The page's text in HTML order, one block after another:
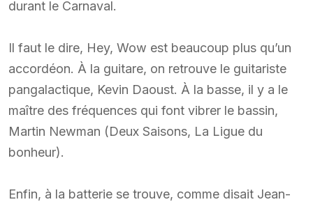
durant le Carnaval.
Il faut le dire, Hey, Wow est beaucoup plus qu’un
accordéon. À la guitare, on retrouve le guitariste
pangalactique, Kevin Daoust. À la basse, il y a le
maître des fréquences qui font vibrer le bassin,
Martin Newman (Deux Saisons, La Ligue du
bonheur).
Enfin, à la batterie se trouve, comme disait Jean-